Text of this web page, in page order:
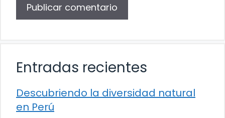
Entradas recientes
Descubriendo la diversidad natural
en Perú